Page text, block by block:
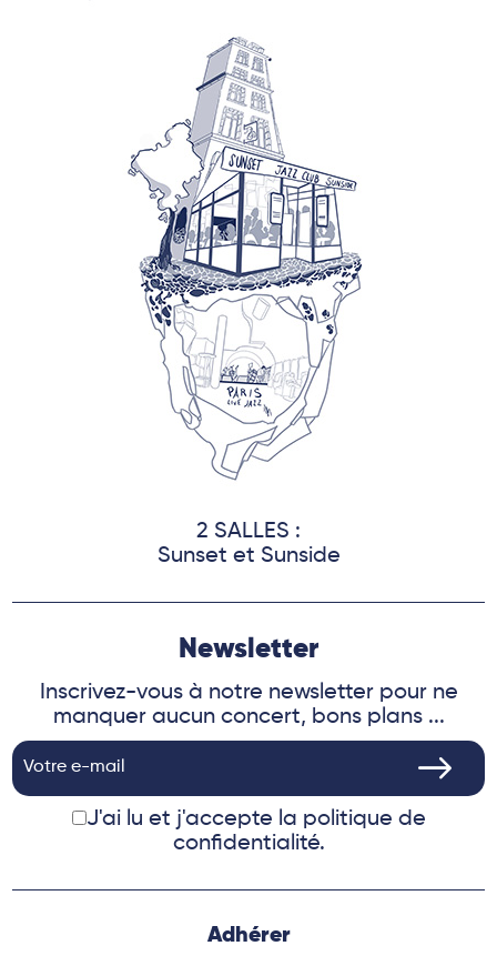
2 SALLES :
Sunset et Sunside
Newsletter
Inscrivez-vous à notre newsletter pour ne
manquer aucun concert, bons plans ...
J'ai lu et j'accepte la politique de
confidentialité.
Adhérer